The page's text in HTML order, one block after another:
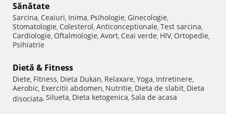
Sănătate
Sarcina, Ceaiuri, Inima, Psihologie, Ginecologie,
Stomatologie, Colesterol, Anticonceptionale, Test sarcina,
Cardiologie, Oftalmologie, Avort, Ceai verde, HIV, Ortopedie,
Psihiatrie
Dietă & Fitness
Diete, Fitness, Dieta Dukan, Relaxare, Yoga, Intretinere,
Aerobic, Exercitii abdomen, Nutritie, Dieta de slabit, Dieta
disociata, Silueta, Dieta ketogenica, Sala de acasa